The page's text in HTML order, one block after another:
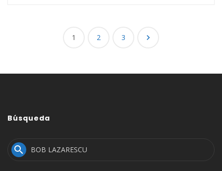
1 2 3 
Búsqueda
